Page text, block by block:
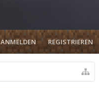
ANMELDEN REGISTRIEREN